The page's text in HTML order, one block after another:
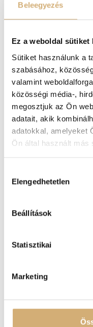
Beleegyezés
Ez a weboldal sütiket
Sütiket használunk a
szabásához,
valamint
közösségi média-,
megosztjuk az Ön
adatait, akik
adatokkal, amelyeket
Ön által használt más
kiválasztása
Elengedhetetlen
Beállítások
Statisztikai
Marketing
Miért fogod
Egyedi, színes
Kényelmes
viseletért.
Letisztult,
Prémium
Tökéletes
outfitekhez.
Outfit tipp
nadrágkosztümmel
egyszerű felsővel,
Egészítsd ki egy
megjelenésért.
Származási hely: